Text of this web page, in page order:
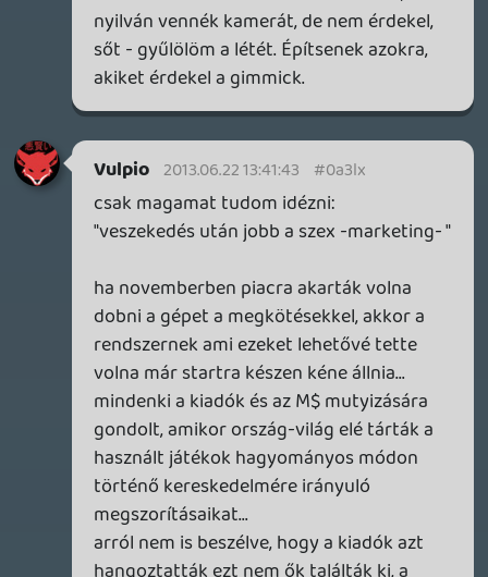
Go home, grampa. 😃
Rince 2013.06.22 08:51:24
axl 2013.06.22 11:31:37 #0a3ls
Nem hiszem, hogy tudatos
reklámkampányról volt szó, vagy ha igen,
akkor egy nagyon bénáról. Szerintem
többet veszítettek a negatív visszhanggal,
mint amennyit most nyertek a
"tűzoltással".
Egyébként én sem értettem soha, hogy mi
értelme van ugyanannyiért (rosszabb
esetben: drágábban) adni a digitális
játékokat, mint a dobozos változatot.
Pontosabban a mögötte húzódó okokkal
tisztában vagyok, de így számomra nem
alternatíva. Leárazva viszont annál inkább,
hiszen kb. annyiért lehet beszerezni őket,
mint amennyit buknál az esetleges
eladásukon (dobozosban). Így pedig már
nem gond az sem, hogy meg kell tartanod
őket.
Tom 2013.06.22 10:50:40